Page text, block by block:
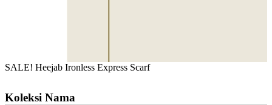
SALE! Heejab Ironless Express Scarf
Koleksi Nama